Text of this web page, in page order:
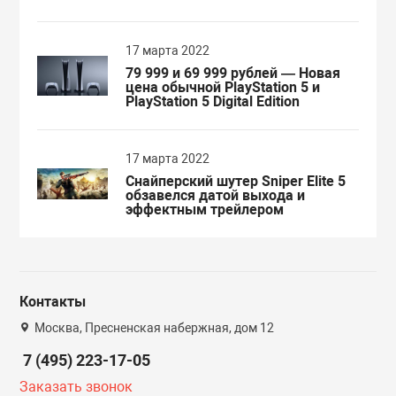
17 марта 2022
79 999 и 69 999 рублей — Новая
цена обычной PlayStation 5 и
PlayStation 5 Digital Edition
17 марта 2022
Снайперский шутер Sniper Elite 5
обзавелся датой выхода и
эффектным трейлером
Контакты
Москва, Пресненская набержная, дом 12
7 (495) 223-17-05
Заказать звонок